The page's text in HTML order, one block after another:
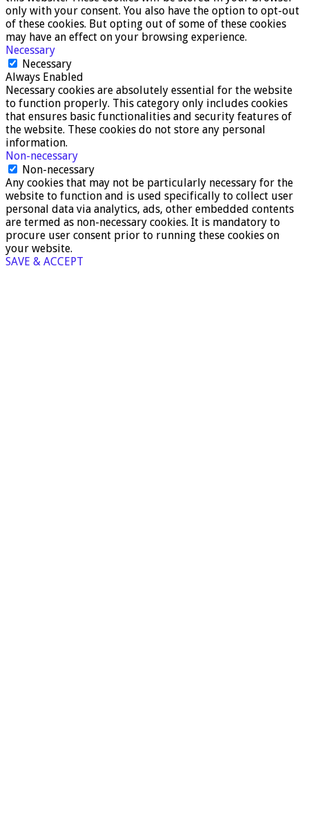
only with your consent. You also have the option to opt-out
of these cookies. But opting out of some of these cookies
may have an effect on your browsing experience.
Necessary
Necessary
Always Enabled
Necessary cookies are absolutely essential for the website
to function properly. This category only includes cookies
that ensures basic functionalities and security features of
the website. These cookies do not store any personal
information.
Non-necessary
Non-necessary
Any cookies that may not be particularly necessary for the
website to function and is used specifically to collect user
personal data via analytics, ads, other embedded contents
are termed as non-necessary cookies. It is mandatory to
procure user consent prior to running these cookies on
your website.
SAVE & ACCEPT